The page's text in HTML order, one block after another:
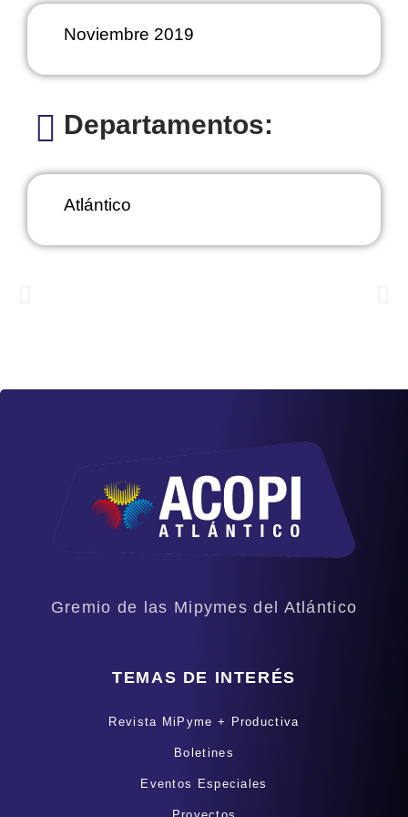
Noviembre 2019
Departamentos:
Atlántico
Gremio de las Mipymes del Atlántico
TEMAS DE INTERÉS
Revista MiPyme + Productiva
Boletines
Eventos Especiales